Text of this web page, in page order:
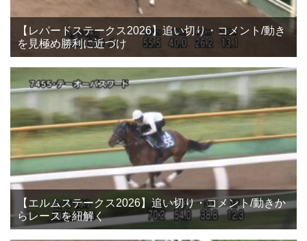
【レパードステークス2026】追い切り・コメント/動き
を見極め勝利に近づけ
【エルムステークス2026】追い切り・コメント/動きか
らレースを紐解く